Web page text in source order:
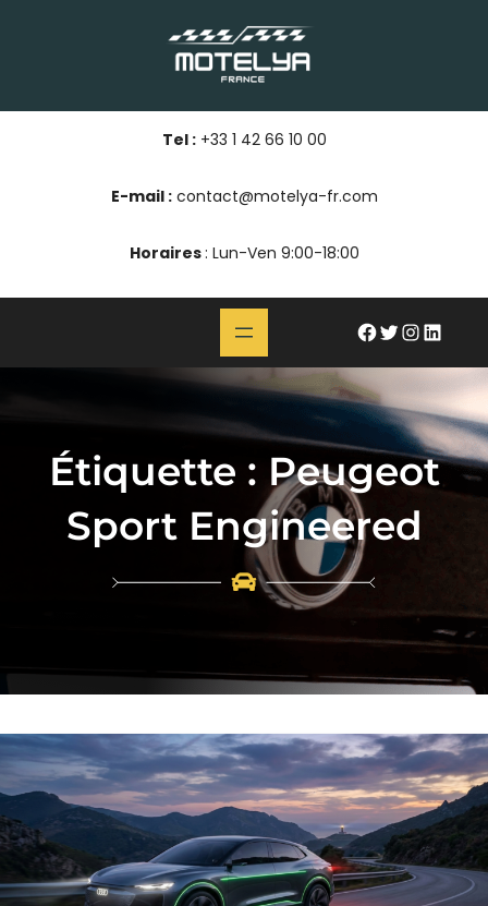
Tel :+33 1 42 66 10 00
E-mail :contact@motelya-fr.com
Horaires: Lun-Ven 9:00-18:00
#Twitter InstagramLinkedIn
Étiquette : Peugeot
Sport Engineered